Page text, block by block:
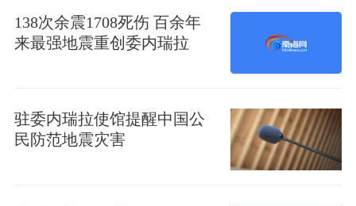
138次余震1708死伤 百余年
来最强地震重创委内瑞拉
驻委内瑞拉使馆提醒中国公
民防范地震灾害